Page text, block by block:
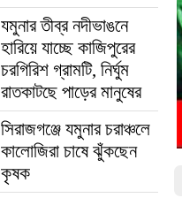
যমুনার তীব্র নদীভাঙনে
হারিয়ে যাচ্ছে কাজিপুরের
চরগিরিশ গ্রামটি, নির্ঘুম
রাতকাটছে পাড়ের মানুষের
সিরাজগঞ্জে যমুনার চরাঞ্চলে
কালোজিরা চাষে ঝুঁকছেন
কৃষক